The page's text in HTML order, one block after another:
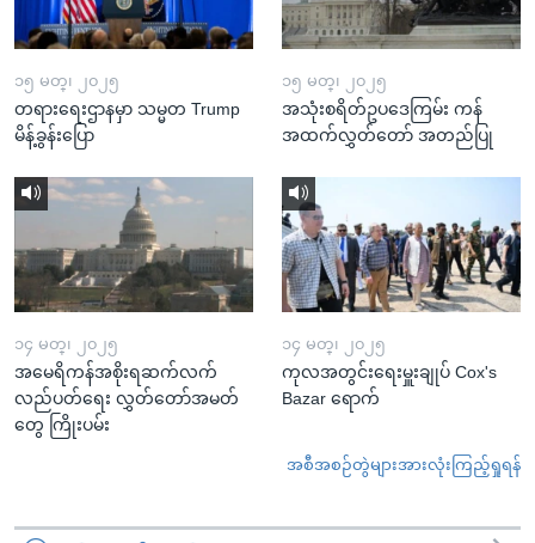
၁၅ မတ္၊ ၂၀၂၅
တရားရေးဌာနမှာ သမ္မတ Trump
မိန့်ခွန်းပြော
၁၅ မတ္၊ ၂၀၂၅
အသုံးစရိတ်ဥပဒေကြမ်း ကန်
အထက်လွှတ်တော် အတည်ပြု
၁၄ မတ္၊ ၂၀၂၅
အမေရိကန်အစိုးရဆက်လက်
လည်ပတ်ရေး လွှတ်တော်အမတ်
တွေ ကြိုးပမ်း
၁၄ မတ္၊ ၂၀၂၅
ကုလအတွင်းရေးမှူးချုပ် Cox's
Bazar ရောက်
အစီအစဉ်တွဲများအားလုံးကြည့်ရှုရန်